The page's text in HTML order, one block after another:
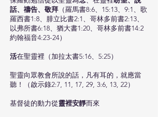
話、禱告、敬拜 （羅馬書8:6、15:13、9:1、歌
羅西書1:8、腓立比書2:1、哥林多前書2:13、
以弗所書6:18、猶大書1:20、哥林多前書14:2
約翰福音4:23-24）
活在聖靈裡（加拉太書5:16、5:25）
聖靈向眾教會所說的話，凡有耳的，就應當
聽！（啟示錄2:7, 11, 17, 29, 3:6, 13, 22）
基督徒的動力從靈裡安靜而來